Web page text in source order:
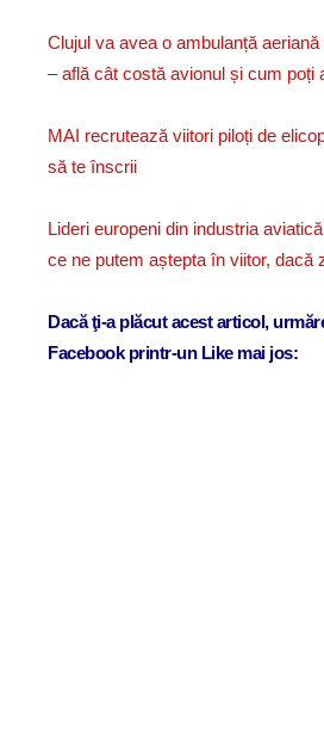
Clujul va avea o ambulanță
– află cât costă avionul și cum poți
MAI recrutează viitori piloți de
să te înscrii
Lideri europeni din industria
ce ne putem aștepta în viitor, dacă
Dacă ţi-a plăcut acest articol,
Facebook printr-un Like mai jos: